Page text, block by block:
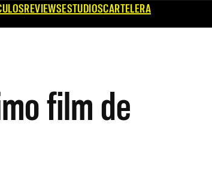
REVIEWSESTUDIOSCARTELERA
film de